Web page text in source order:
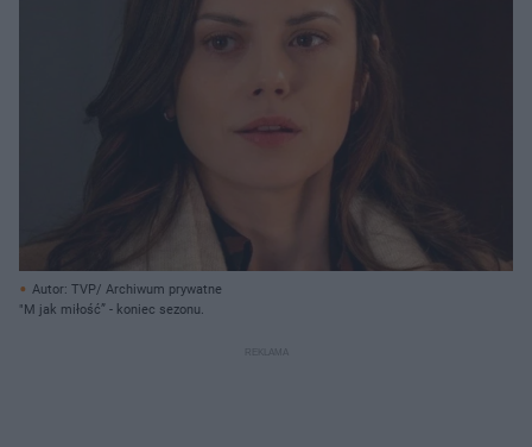
Autor: TVP/ Archiwum prywatne
"M jak miłość” - koniec sezonu.